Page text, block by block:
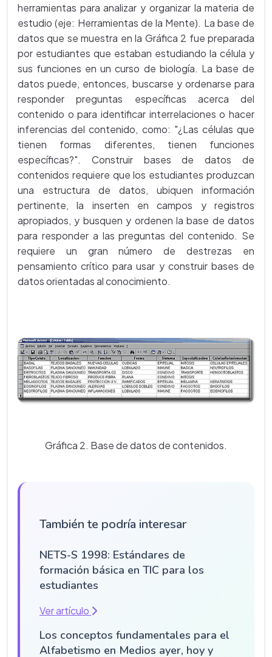
herramientas para analizar y organizar la materia de
estudio (eje: Herramientas de la Mente). La base de
datos que se muestra en la Gráfica 2 fue preparada
por estudiantes que estaban estudiando la célula y
sus funciones en un curso de biología. La base de
datos puede, entonces, buscarse y ordenarse para
responder preguntas específicas acerca del
contenido o para identificar interrelaciones o hacer
inferencias del contenido, como: "¿Las células que
tienen formas diferentes, tienen funciones
específicas?". Construir bases de datos de
contenidos requiere que los estudiantes produzcan
una estructura de datos, ubiquen información
pertinente, la inserten en campos y registros
apropiados, y busquen y ordenen la base de datos
para responder a las preguntas del contenido. Se
requiere un gran número de destrezas en
pensamiento crítico para usar y construir bases de
datos orientadas al conocimiento.
Gráfica 2. Base de datos de contenidos.
También te podría interesar
NETS-S 1998: Estándares de
formación básica en TIC para los
estudiantes
Ver artículo
Los conceptos fundamentales para el
Alfabetismo en Medios ayer, hoy y